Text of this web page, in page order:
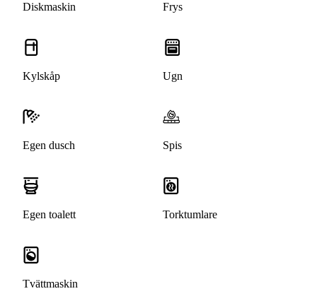
Diskmaskin Frys
Kylskåp Ugn
Egen dusch Spis
Egen toalett Torktumlare
Tvättmaskin